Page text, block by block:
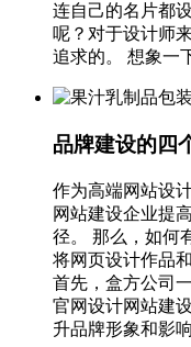
连自己的名片都
呢？对于设计师
追求的。 想象一
品牌建设的四
作为高端网站设
网站建设企业提
径。 那么，如何
将网页设计作品
首先，盒方公司
官网设计网站建
升品牌形象和影